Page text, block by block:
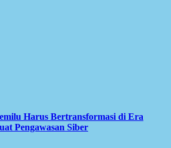
Harus Bertransformasi di Era
Pengawasan Siber